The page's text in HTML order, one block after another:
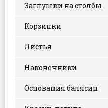
Заглушки на столбы
Корзинки
Листья
Наконечники
Основания балясин